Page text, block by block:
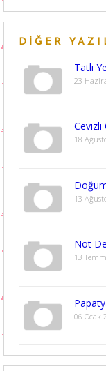
DIĞER
Tatlı
23
Cevizli
18
13
Not
13
06 Ocak